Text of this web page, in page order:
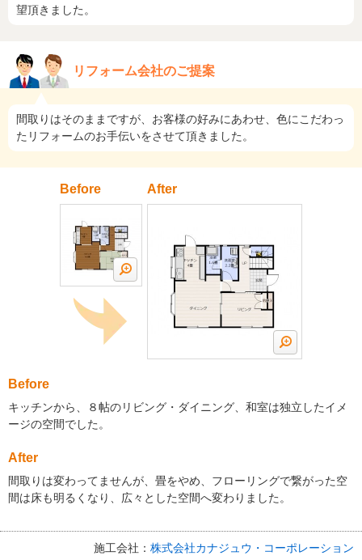
望頂きました。
リフォーム会社のご提案
間取りはそのままですが、お客様の好みにあわせ、色にこだわっ
たリフォームのお手伝いをさせて頂きました。
Before After
Before
キッチンから、８帖のリビング・ダイニング、和室は独立したイメ
ージの空間でした。
After
間取りは変わってませんが、畳をやめ、フローリングで繋がった空
間は床も明るくなり、広々とした空間へ変わりました。
施工会社： 株式会社カナジュウ・コーポレーション